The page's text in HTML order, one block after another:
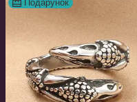
Подарунок